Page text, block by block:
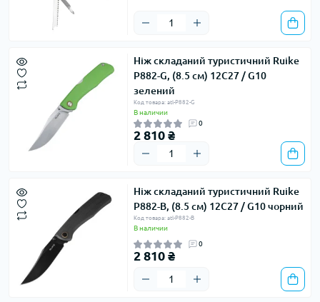
Ніж складаний туристичний Ruike
P882-G, (8.5 см) 12C27 / G10
зелений
Код товара: atl-P882-G
В наличии
0
2 810 ₴
Ніж складаний туристичний Ruike
P882-B, (8.5 см) 12С27 / G10 чорний
Код товара: atl-P882-B
В наличии
0
2 810 ₴